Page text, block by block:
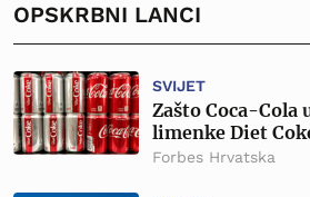
OPSKRBNI LANCI
SVIJET
Zašto Coca-Cola
limenke Diet
Forbes Hrvatska